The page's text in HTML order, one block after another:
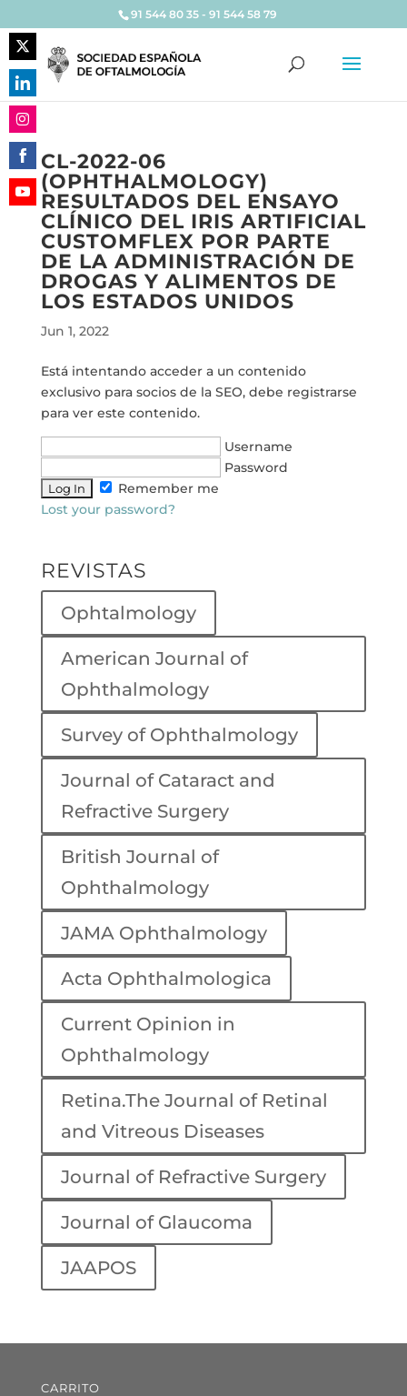
91 544 80 35 - 91 544 58 79
CL-2022-06
(OPHTHALMOLOGY)
RESULTADOS DEL ENSAYO
CLÍNICO DEL IRIS ARTIFICIAL
CUSTOMFLEX POR PARTE
DE LA ADMINISTRACIÓN DE
DROGAS Y ALIMENTOS DE
LOS ESTADOS UNIDOS
Jun 1, 2022
Está intentando acceder a un contenido
exclusivo para socios de la SEO, debe registrarse
para ver este contenido.
Username
Password
Remember me
Lost your password?
REVISTAS
Ophtalmology
American Journal of
Ophthalmology
Survey of Ophthalmology
Journal of Cataract and
Refractive Surgery
British Journal of
Ophthalmology
JAMA Ophthalmology
Acta Ophthalmologica
Current Opinion in
Ophthalmology
Retina.The Journal of Retinal
and Vitreous Diseases
Journal of Refractive Surgery
Journal of Glaucoma
JAAPOS
CARRITO
Share
on
Twitter
Share
on
LinkedIn
Share
on
Instagram
Share
on
Facebook
Share
YouTube